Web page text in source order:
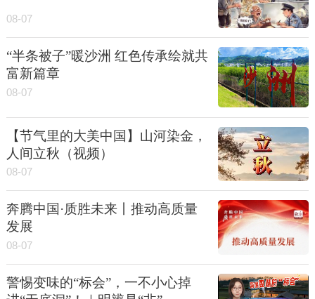
08-07
“半条被子”暖沙洲 红色传承绘就共
富新篇章
08-07
【节气里的大美中国】山河染金，
人间立秋（视频）
08-07
奔腾中国·质胜未来丨推动高质量
发展
08-07
警惕变味的“标会”，一不小心掉